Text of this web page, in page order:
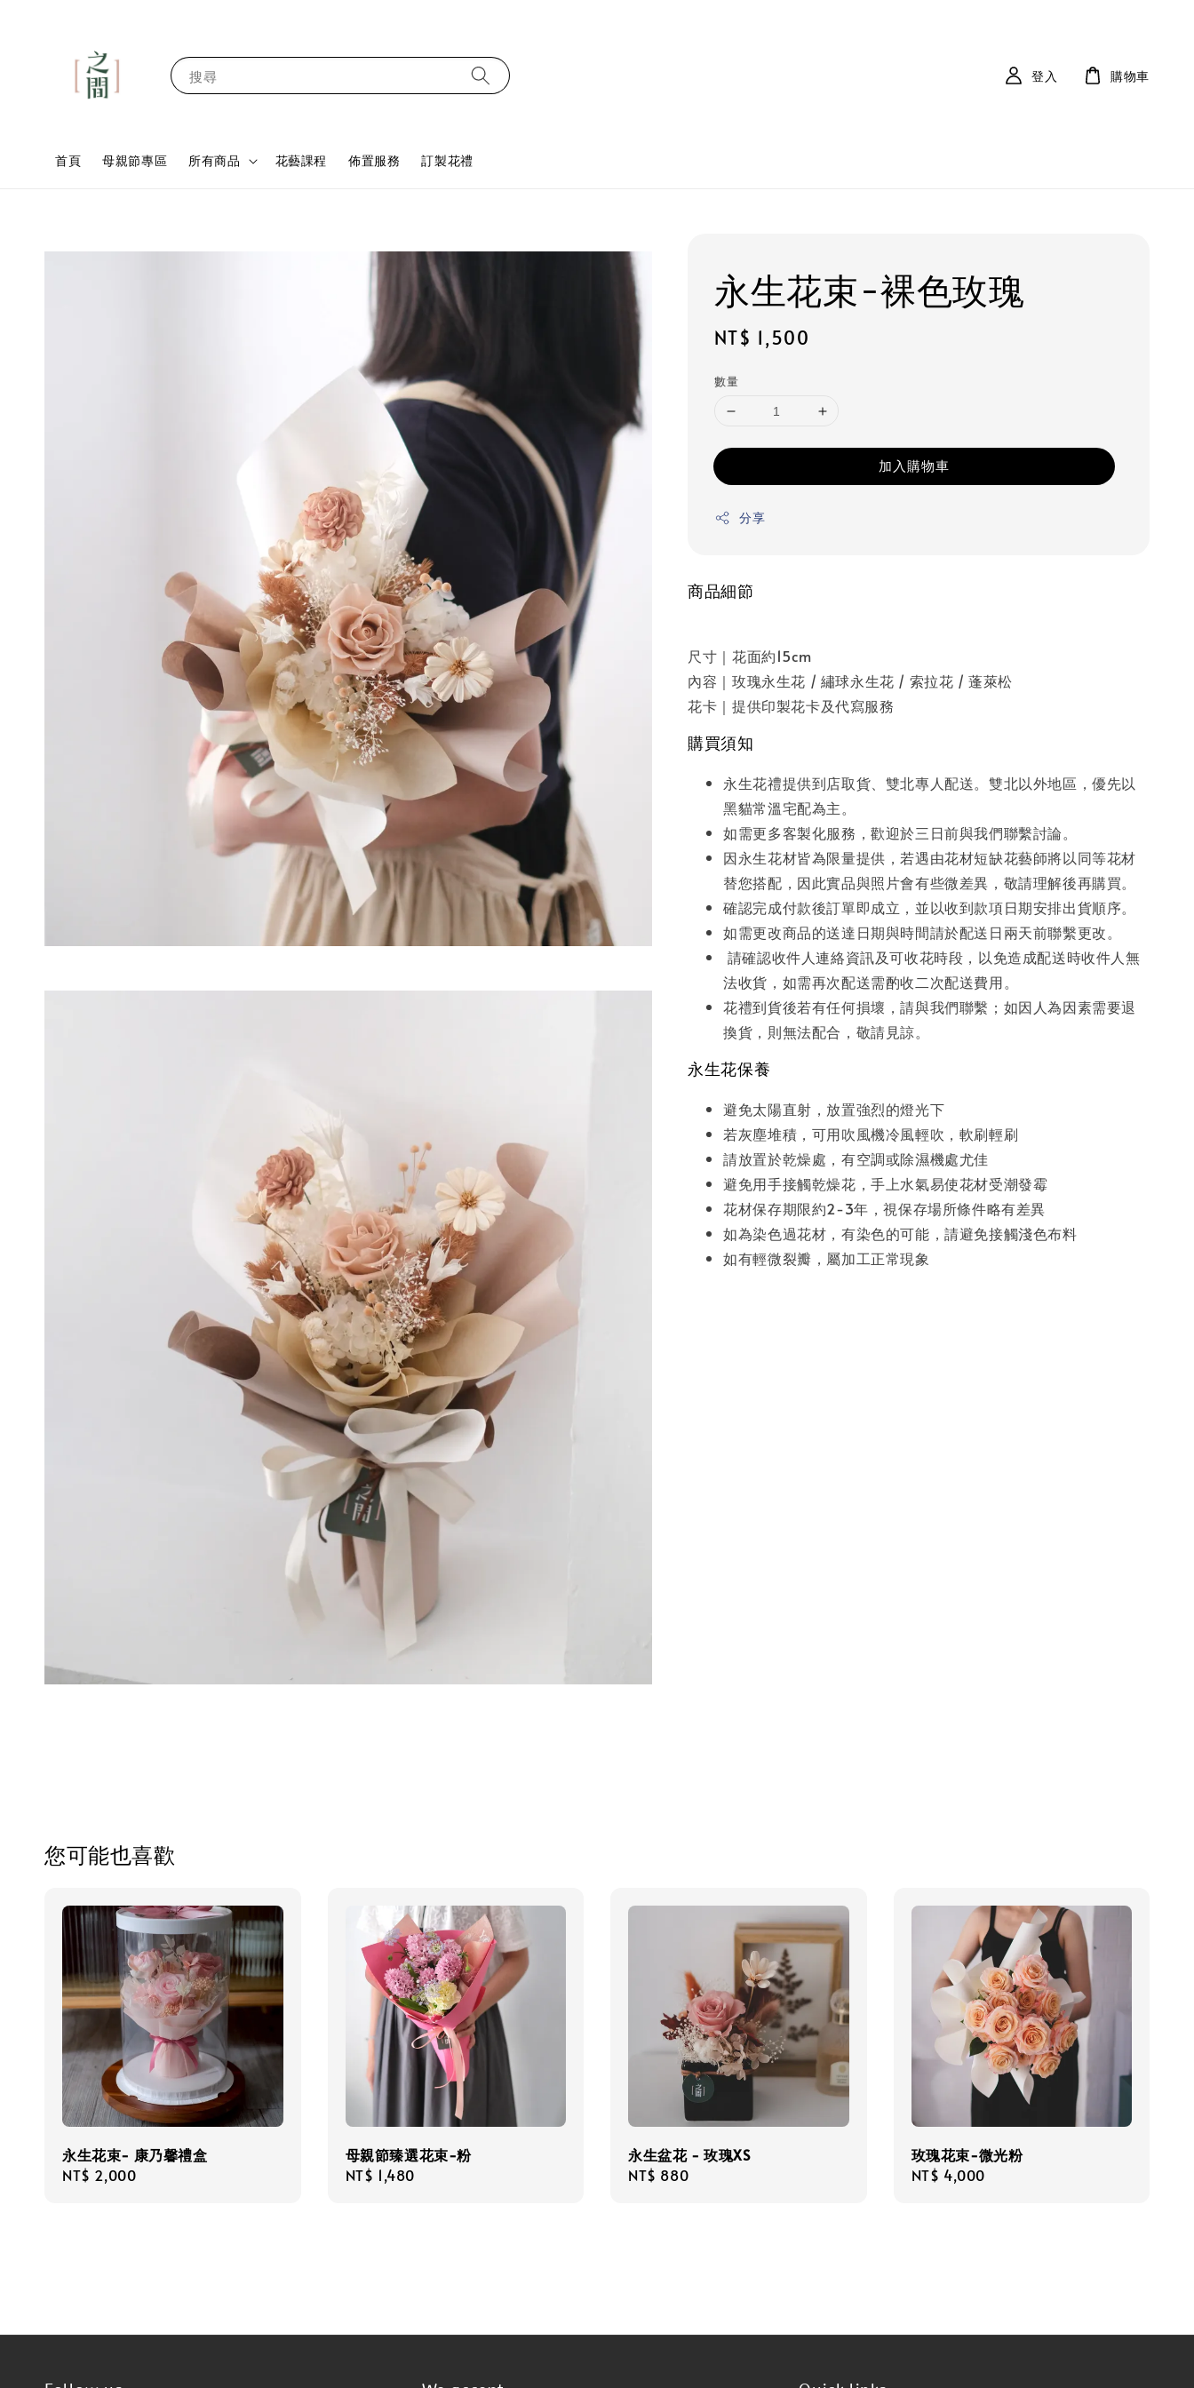
搜尋
首頁 母親節專區 所有商品 花藝課程 佈置服務 訂製花禮
登入 購物車
永生花束-裸色玫瑰
Regular
NT$ 1,500
數量
加入購物車
分享
商品細節
尺寸｜花面約15cm
內容｜玫瑰永生花 / 繡球永生花 / 索拉花 / 蓬萊松
花卡｜提供印製花卡及代寫服務
購買須知
永生花禮提供到店取貨、雙北專人配送。雙北以外地區，優先以
黑貓常溫宅配為主。
如需更多客製化服務，歡迎於三日前與我們聯繫討論。
因永生花材皆為限量提供，若遇由花材短缺花藝師將以同等花材
替您搭配，因此實品與照片會有些微差異，敬請理解後再購買。
確認完成付款後訂單即成立，並以收到款項日期安排出貨順序。
如需更改商品的送達日期與時間請於配送日兩天前聯繫更改。
請確認收件人連絡資訊及可收花時段，以免造成配送時收件人無
法收貨，如需再次配送需酌收二次配送費用。
花禮到貨後若有任何損壞，請與我們聯繫；如因人為因素需要退
換貨，則無法配合，敬請見諒。
永生花保養
避免太陽直射，放置強烈的燈光下
若灰塵堆積，可用吹風機冷風輕吹，軟刷輕刷
請放置於乾燥處，有空調或除濕機處尤佳
避免用手接觸乾燥花，手上水氣易使花材受潮發霉
花材保存期限約2-3年，視保存場所條件略有差異
如為染色過花材，有染色的可能，請避免接觸淺色布料
如有輕微裂瓣，屬加工正常現象
您可能也喜歡
永生花束- 康乃馨禮盒
Regular
NT$ 2,000
母親節臻選花束-粉
Regular
NT$ 1,480
永生盆花 - 玫瑰XS
Regular
NT$ 880
玫瑰花束-微光粉
Regular
NT$ 4,000